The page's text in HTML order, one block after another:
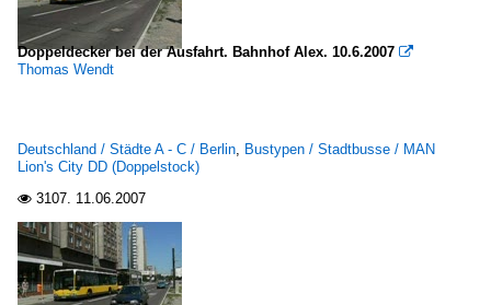
Doppeldecker bei der Ausfahrt. Bahnhof Alex. 10.6.2007 
Thomas Wendt
Deutschland / Städte A - C / Berlin, Bustypen / Stadtbusse / MAN
Lion's City DD (Doppelstock)
 3107. 11.06.2007